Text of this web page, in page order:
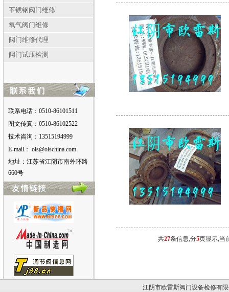
不锈钢阀门维修
氧气阀门维修
阀门维修代理
阀门试压检测
联系电话：0510-86101511
图文传真：0510-86102522
技术咨询：13515194999
E-mail： moc.anihcslo@slo
地址：江苏省江阴市南外环路
660号
共27条信息,分5页显示,当
江阴市欧雷斯阀门设备检修有限